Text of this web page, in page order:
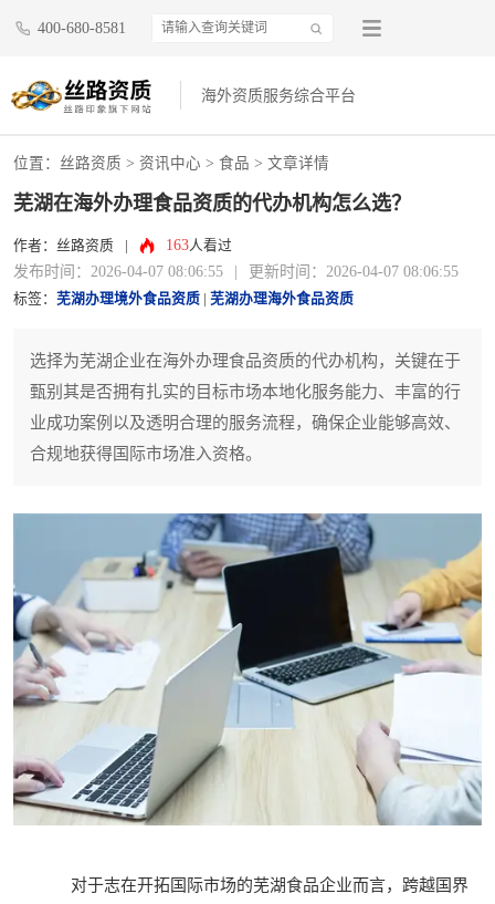
400-680-8581
海外资质服务综合平台
位置： 丝路资质 > 资讯中心 > 食品 > 文章详情
芜湖在海外办理食品资质的代办机构怎么选？
作者：丝路资质 163人看过
发布时间：2026-04-07 08:06:55 更新时间：2026-04-07 08:06:55
标签： 芜湖办理境外食品资质 芜湖办理海外食品资质
选择为芜湖企业在海外办理食品资质的代办机构，关键在于
甄别其是否拥有扎实的目标市场本地化服务能力、丰富的行
业成功案例以及透明合理的服务流程，确保企业能够高效、
合规地获得国际市场准入资格。
对于志在开拓国际市场的芜湖食品企业而言，跨越国界